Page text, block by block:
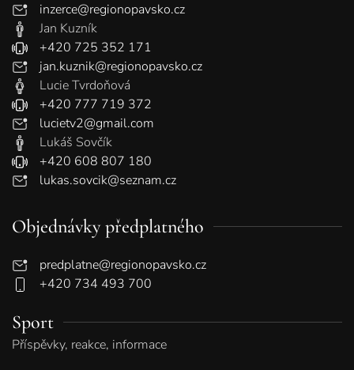
inzerce@regionopavsko.cz
Jan Kuzník
+420 725 352 171
jan.kuznik@regionopavsko.cz
Lucie Tvrdoňová
+420 777 719 372
lucietv2@gmail.com
Lukáš Sovčík
+420 608 807 180
lukas.sovcik@seznam.cz
Objednávky předplatného
predplatne@regionopavsko.cz
+420 734 493 700
Sport
Příspěvky, reakce, informace